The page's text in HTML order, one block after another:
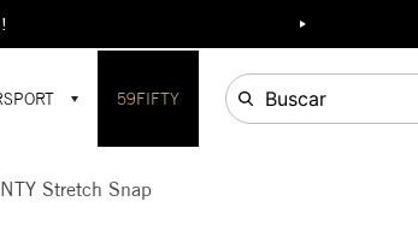
Era en Colombia!
59FIFTY Buscar
Stretch Snap